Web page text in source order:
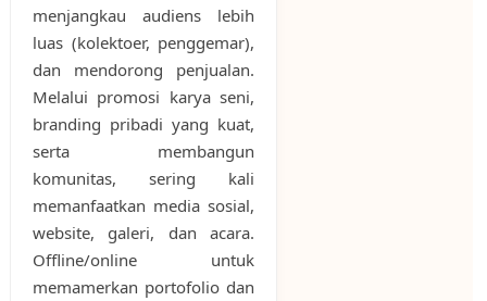
menjangkau audiens lebih
luas (kolektoer, penggemar),
dan mendorong penjualan.
Melalui promosi karya seni,
branding pribadi yang kuat,
serta membangun
komunitas, sering kali
memanfaatkan media sosial,
website, galeri, dan acara.
Offline/online untuk
memamerkan portofolio dan